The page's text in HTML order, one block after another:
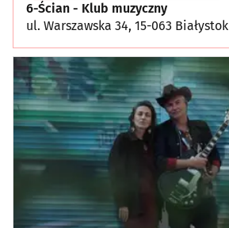
6-Ścian - Klub muzyczny
ul. Warszawska 34, 15-063 Białystok